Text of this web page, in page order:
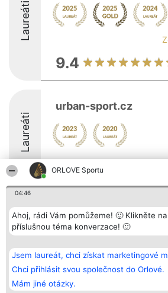
ORLOVE Sportu
04:46
Ahoj, rádi Vám pomůžeme! 🙂 Klikněte na
příslušnou téma konverzace! 🙂
Jsem laureát, chci získat marketingové
Chci přihlásit svou společnost do Orlové.
Mám jiné otázky.
Laureáti
9.4
Laureáti
urban-sport.cz
Organizátor hlasování
Bright Side Solutions sp. z o.
o. sp. k.
ul. Ruska 22
KRS 0000749100 | Regon
381313360 | NIP 8943132676
Plebiscyt
Vítězové
Seznam všech
laureátů
Pravidla
Zásady
ochrany